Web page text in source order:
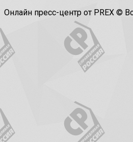
Онлайн пресс-центр от PREX ©